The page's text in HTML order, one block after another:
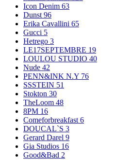
Icon Denim 63
Dunst 96
Erika Cavallini 65
Gucci 5
Hetrego 3
LE17SEPTEMBRE 19
LOULOU STUDIO 40
Nude 42
PENN&INK N.Y 76
SSSTEIN 51
Stokton 30
TheLoom 48
8PM 16
Comeforbreakfast 6
DOUCAL`S 3
Gerard Darel 9
Gia Studios 16
Good&Bad 2